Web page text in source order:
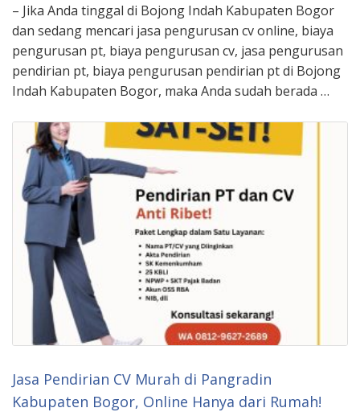
– Jika Anda tinggal di Bojong Indah Kabupaten Bogor
dan sedang mencari jasa pengurusan cv online, biaya
pengurusan pt, biaya pengurusan cv, jasa pengurusan
pendirian pt, biaya pengurusan pendirian pt di Bojong
Indah Kabupaten Bogor, maka Anda sudah berada …
Jasa Pendirian CV Murah di Pangradin
Kabupaten Bogor, Online Hanya dari Rumah!